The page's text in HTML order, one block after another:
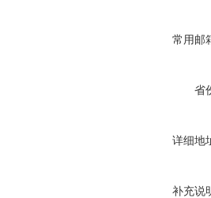
常用邮
省
详细地
补充说